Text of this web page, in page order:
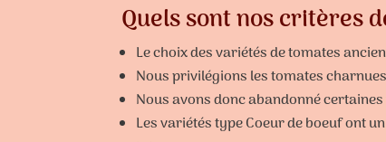
Quels sont nos critères
Le choix des variétés de tomates
Nous privilégions les tomates
Nous avons donc abandonné
Les variétés type Coeur de boeuf ont